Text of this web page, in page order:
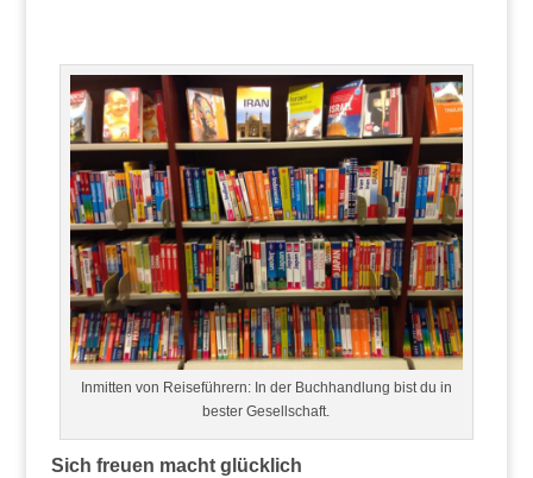
Inmitten von Reiseführern: In der Buchhandlung bist du in
bester Gesellschaft.
Sich freuen macht glücklich